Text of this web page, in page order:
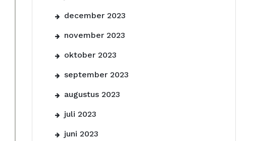
december 2023
november 2023
oktober 2023
september 2023
augustus 2023
juli 2023
juni 2023